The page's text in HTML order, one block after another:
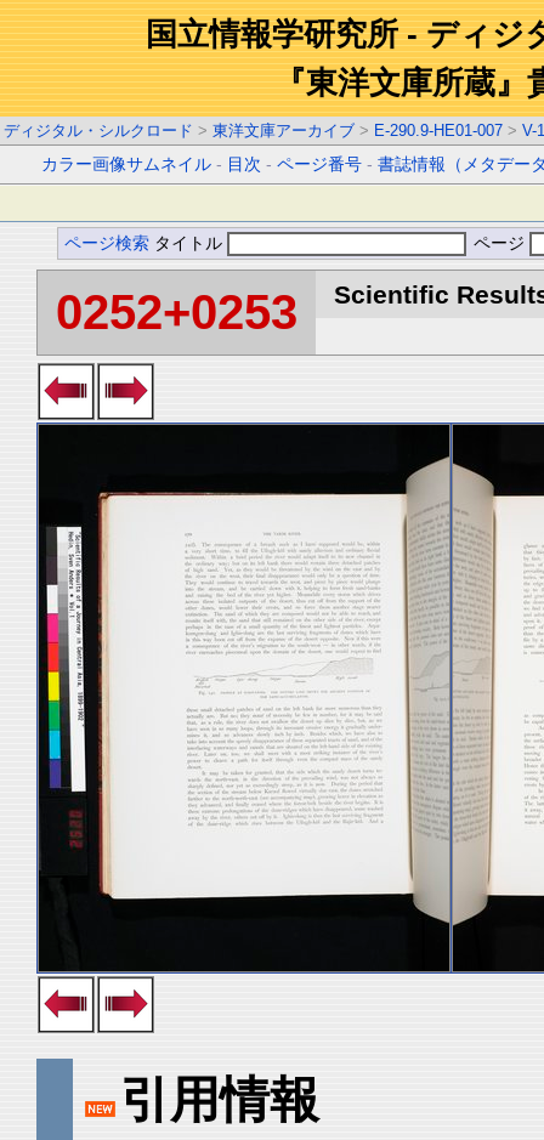
国立情報学研究所 - ディジ
『東洋文庫所蔵』
ディジタル・シルクロード > 東洋文庫アーカイブ > E-290.9-HE01-007 > V-1
カラー画像サムネイル - 目次 -ページ番号 -書誌情報（メタデー
ページ検索 タイトル ページ
0252+0253 Scientific
引用情報